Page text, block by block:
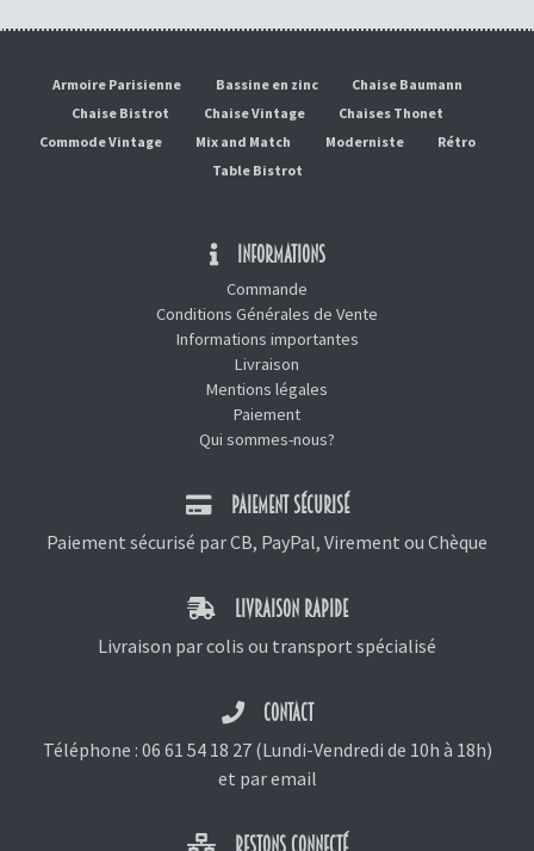
Armoire Parisienne Bassine en zinc
Chaise Baumann
Chaise Bistrot
Chaise Vintage
Chaises Thonet
Commode Vintage
Mix and Match Moderniste
Rétro
Table Bistrot
INFORMATIONS
Commande
Conditions Générales de Vente
Informations importantes
Livraison
Mentions légales
Paiement
Qui sommes-nous?
PAIEMENT SÉCURISÉ
Paiement sécurisé par CB, PayPal, Virement ou Chèque
LIVRAISON RAPIDE
Livraison par colis ou transport spécialisé
CONTACT
Téléphone : 06 61 54 18 27(Lundi-Vendredi de 10h à 18h)
et par email
RESTONS CONNECTÉ